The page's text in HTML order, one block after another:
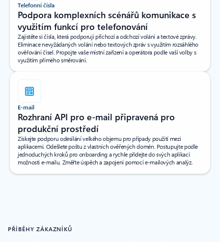
Telefonní čísla
Podpora komplexních scénářů komunikace s
využitím funkcí pro telefonování
Zajistěte si čísla, která podporují příchozí a odchozí volání a textové zprávy.
Eliminace nevyžádaných volání nebo textových zpráv s využitím rozsáhlého
ověřování čísel. Propojte vaše místní zařízení a operátora podle vaší volby s
využitím přímého směrování.
E-mail
Rozhraní API pro e-mail připravená pro
produkční prostředí
Získejte podporu odesílání velkého objemu pro případy použití mezi
aplikacemi. Odešlete poštu z vlastních ověřených domén. Postupujte podle
jednoduchých kroků pro onboarding a rychle přidejte do svých aplikací
možnosti e-mailu. Změřte úspěch a zapojení pomocí e-mailových analýz.
PŘÍBĚHY ZÁKAZNÍKŮ